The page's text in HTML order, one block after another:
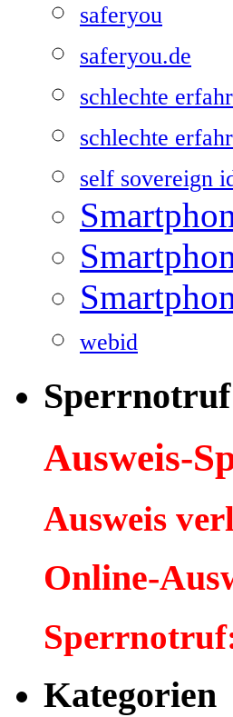
saferyou
saferyou.de
schlechte
schlechte
self sovereign
webid
Ausweis-
Ausweis
Online-
Kategorien